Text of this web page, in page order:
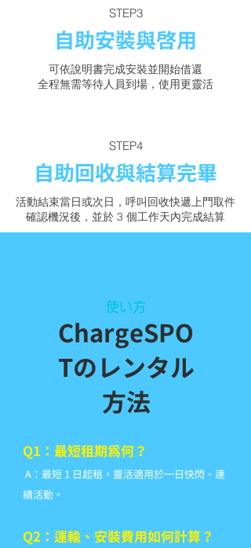
STEP3
自助安裝與啟用
可依說明書完成安裝並開始借還
全程無需等待人員到場，使用更靈活
STEP4
自助回收與結算完畢
活動結束當日或次日，呼叫回收快遞上門取件
確認機況後，並於 3 個工作天內完成結算
使い方
ChargeSPO
Tのレンタル
方法
Q1：最短租期為何？
A：最短 1 日起租，靈活適用於一日快閃、連
續活動。
Q2：運輸、安裝費用如何計算？